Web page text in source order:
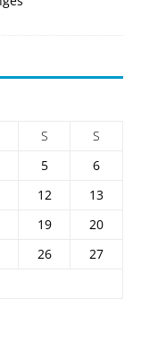
S
S
5
6
12
13
19
20
26
27